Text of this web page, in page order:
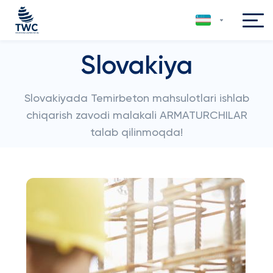
Slovakiya
Slovakiyada Temirbeton mahsulotlari ishlab
chiqarish zavodi malakali ARMATURCHILAR
talab qilinmoqda!